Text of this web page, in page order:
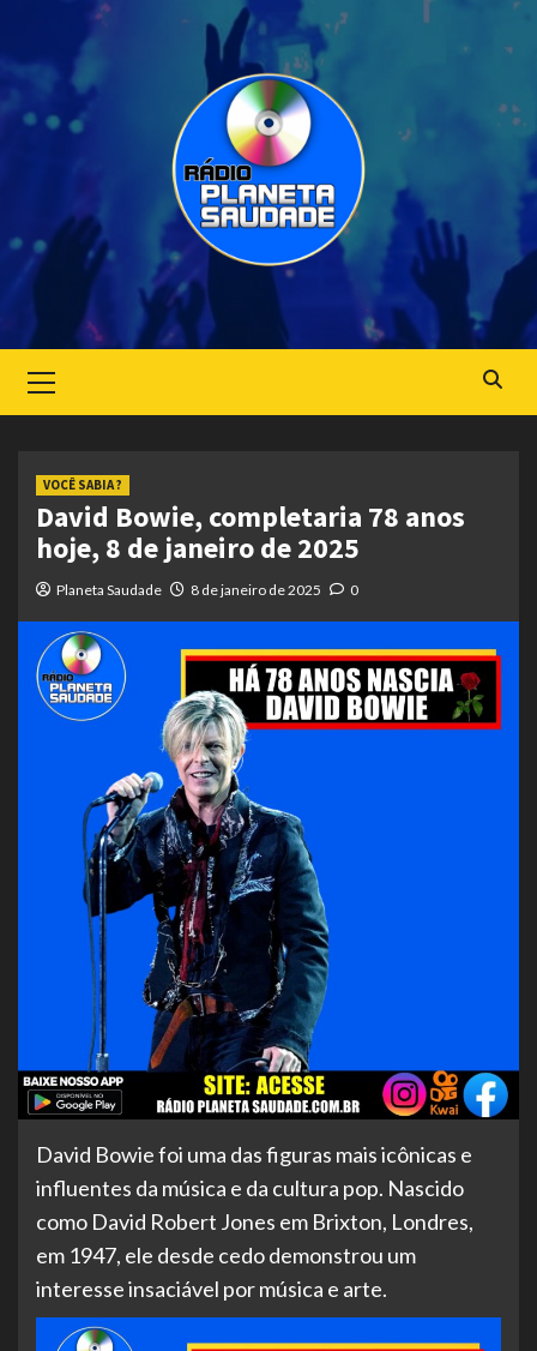
Menu
VOCÊ SABIA ?
David Bowie, completaria 78 anos
hoje, 8 de janeiro de 2025
Planeta Saudade 8 de janeiro de 2025 0
David Bowie foi uma das figuras mais icônicas e
influentes da música e da cultura pop. Nascido
como David Robert Jones em Brixton, Londres,
em 1947, ele desde cedo demonstrou um
interesse insaciável por música e arte.